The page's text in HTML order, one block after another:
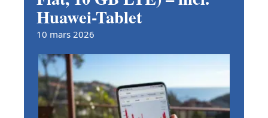
Huawei-Tablet
10 mars 2026